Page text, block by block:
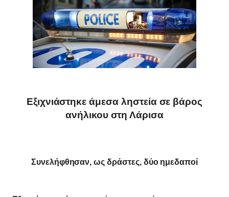
Εξιχνιάστηκε άμεσα ληστεία σε βάρος
ανήλικου στη Λάρισα
Συνελήφθησαν, ως δράστες, δύο ημεδαποί